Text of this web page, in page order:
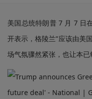
美国总统特朗普 7 月 7 日
开表示，格陵兰“应该由美
场气氛骤然紧张，也让本已